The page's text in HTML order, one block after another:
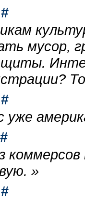
#
мусор,
#
уже
#
»
#